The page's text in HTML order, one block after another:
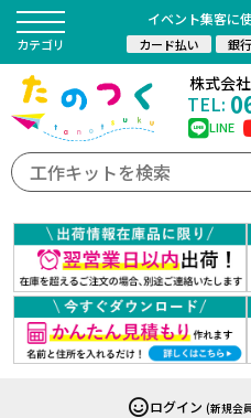
イベント集客に
カード払い 銀
株式会
TEL:
LINE
カテゴリ
ログイン (新規会